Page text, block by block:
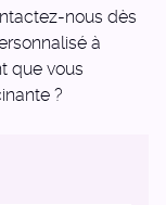
nous dès
à
que vous
?